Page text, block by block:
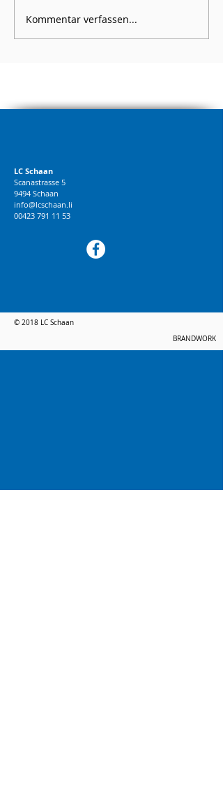
Kommentar verfassen...
LC Schaan
Scanastrasse 5
9494 Schaan
info@lcschaan.li
00423 791 11 53
© 2018 LC Schaan
BRANDWORK